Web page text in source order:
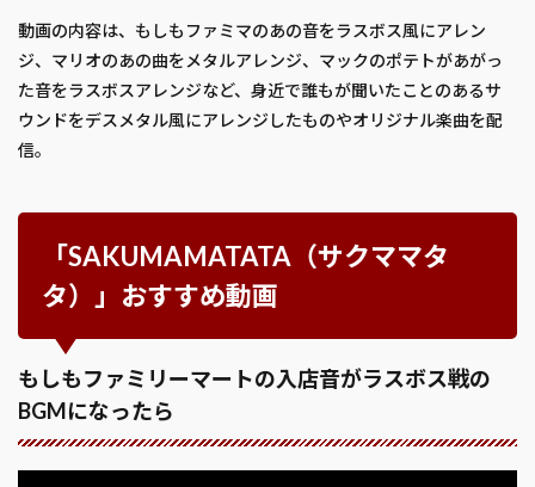
動画の内容は、もしもファミマのあの音をラスボス風にアレン
ジ、マリオのあの曲をメタルアレンジ、マックのポテトがあがっ
た音をラスボスアレンジなど、身近で誰もが聞いたことのあるサ
ウンドをデスメタル風にアレンジしたものやオリジナル楽曲を配
信。
「SAKUMAMATATA（サクママタ
タ）」おすすめ動画
もしもファミリーマートの入店音がラスボス戦の
BGMになったら